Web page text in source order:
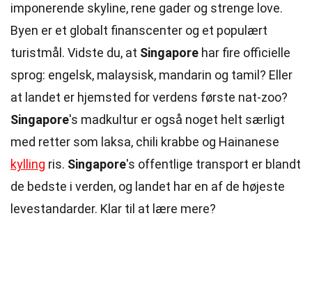
imponerende skyline, rene gader og strenge love.
Byen er et globalt finanscenter og et populært
turistmål. Vidste du, at Singapore har fire officielle
sprog: engelsk, malaysisk, mandarin og tamil? Eller
at landet er hjemsted for verdens første nat-zoo?
Singapore's madkultur er også noget helt særligt
med retter som laksa, chili krabbe og Hainanese
kylling ris. Singapore's offentlige transport er blandt
de bedste i verden, og landet har en af de højeste
levestandarder. Klar til at lære mere?